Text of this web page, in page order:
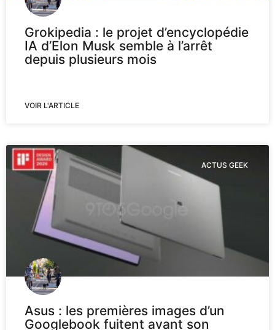
Grokipedia : le projet d’encyclopédie
IA d’Elon Musk semble à l’arrêt
depuis plusieurs mois
VOIR L'ARTICLE
ACTUS GEEK
Asus : les premières images d’un
Googlebook fuitent avant son